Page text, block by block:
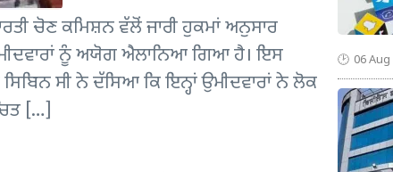
ਚੋਣ ਕਮਿਸ਼ਨ ਵੱਲੋਂ ਜਾਰੀ ਹੁਕਮਾਂ ਅਨੁਸਾਰ
ਨੂੰ ਅਯੋਗ ਐਲਾਨਿਆ ਗਿਆ ਹੈ। ਇਸ
ਸੀ ਨੇ ਦੱਸਿਆ ਕਿ ਇਨ੍ਹਾਂ ਉਮੀਦਵਾਰਾਂ ਨੇ ਲੋਕ
[…]
06 Aug